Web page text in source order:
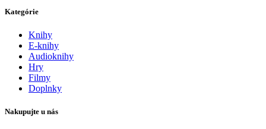
Kategórie
Knihy
E-knihy
Audioknihy
Hry
Filmy
Doplnky
Nakupujte u nás